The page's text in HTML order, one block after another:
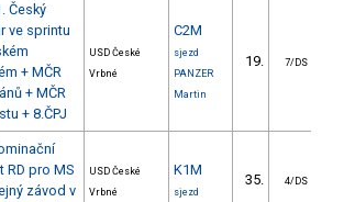
Český
ve sprintu
+ MČR
+ MČR
+ 8.ČPJ
USD České
Vrbné
C2M
sjezd
PANZER
Martin
19. 7/DS
RD pro MS
závod v
USD České
Vrbné
K1M
sjezd
35. 4/DS